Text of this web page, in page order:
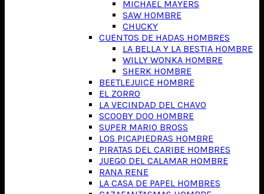
MICHAEL MAYERS
SAW HOMBRE
CHUCKY
CUENTOS DE HADAS HOMBRES
LA BELLA Y LA BESTIA HOMBRE
WILLY WONKA HOMBRE
SHERK HOMBRE
BEETLEJUICE HOMBRE
EL ZORRO
LA VECINDAD DEL CHAVO
SCOOBY DOO HOMBRE
SUPER MARIO BROSS
LOS PICAPIEDRAS HOMBRE
PIRATAS DEL CARIBE HOMBRES
JUEGO DEL CALAMAR HOMBRE
RANA RENE
LA CASA DE PAPEL HOMBRES